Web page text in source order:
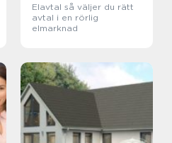
Elavtal så väljer du rätt
avtal i en rörlig
elmarknad